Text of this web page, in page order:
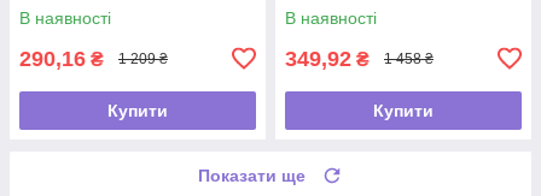
В наявності
290,16 ₴ 1 209 ₴
Купити
В наявності
349,92 ₴ 1 458 ₴
Купити
Показати ще